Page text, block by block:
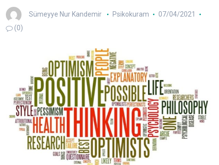
Sümeyye Nur Kandemir Psikokuram
07/04/2021
(0)